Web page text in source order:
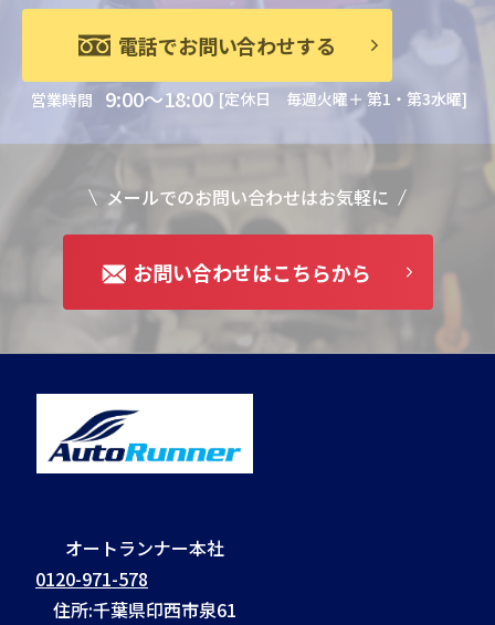
電話でお問い合わせする
営業時間 9:00～18:00 [定休日 毎週火曜＋ 第1・第3水曜]
メールでのお問い合わせはお気軽に
お問い合わせはこちらから
オートランナー本社
0120-971-578
住所:千葉県印西市泉61